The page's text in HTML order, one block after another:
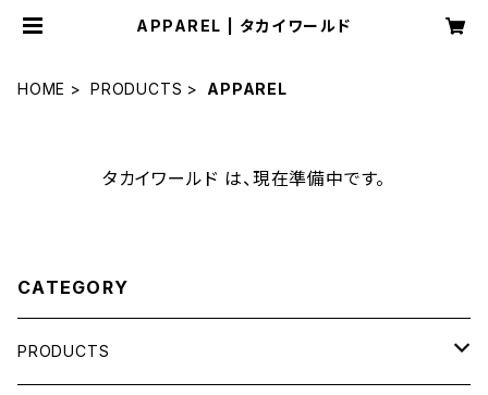
APPAREL | タカイワールド
HOME PRODUCTS APPAREL
タカイワールド は、現在準備中です。
CATEGORY
PRODUCTS